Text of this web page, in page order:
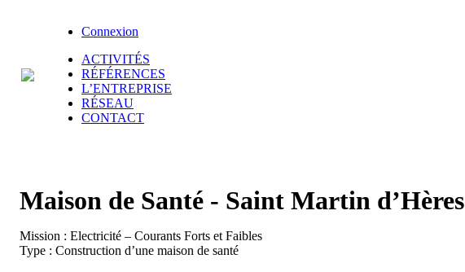
Connexion
ACTIVITÉS
RÉFÉRENCES
L’ENTREPRISE
RÉSEAU
CONTACT
Maison de Santé - Saint Martin d’Hères
Mission : Electricité – Courants Forts et Faibles
Type : Construction d’une maison de santé